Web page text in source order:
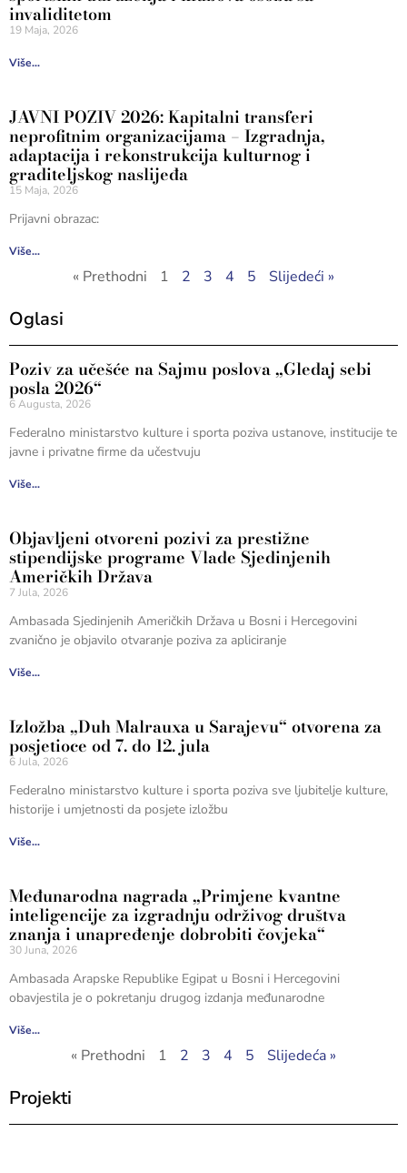
invaliditetom
19 Maja, 2026
Više...
JAVNI POZIV 2026: Kapitalni transferi
neprofitnim organizacijama – Izgradnja,
adaptacija i rekonstrukcija kulturnog i
graditeljskog naslijeđa
15 Maja, 2026
Prijavni obrazac:
Više...
« Prethodni 1 2 3 4 5 Slijedeći »
Oglasi
Poziv za učešće na Sajmu poslova „Gledaj sebi
posla 2026“
6 Augusta, 2026
Federalno ministarstvo kulture i sporta poziva ustanove, institucije te
javne i privatne firme da učestvuju
Više...
Objavljeni otvoreni pozivi za prestižne
stipendijske programe Vlade Sjedinjenih
Američkih Država
7 Jula, 2026
Ambasada Sjedinjenih Američkih Država u Bosni i Hercegovini
zvanično je objavilo otvaranje poziva za apliciranje
Više...
Izložba „Duh Malrauxa u Sarajevu“ otvorena za
posjetioce od 7. do 12. jula
6 Jula, 2026
Federalno ministarstvo kulture i sporta poziva sve ljubitelje kulture,
historije i umjetnosti da posjete izložbu
Više...
Međunarodna nagrada „Primjene kvantne
inteligencije za izgradnju održivog društva
znanja i unapređenje dobrobiti čovjeka“
30 Juna, 2026
Ambasada Arapske Republike Egipat u Bosni i Hercegovini
obavjestila je o pokretanju drugog izdanja međunarodne
Više...
« Prethodni 1 2 3 4 5 Slijedeća »
Projekti